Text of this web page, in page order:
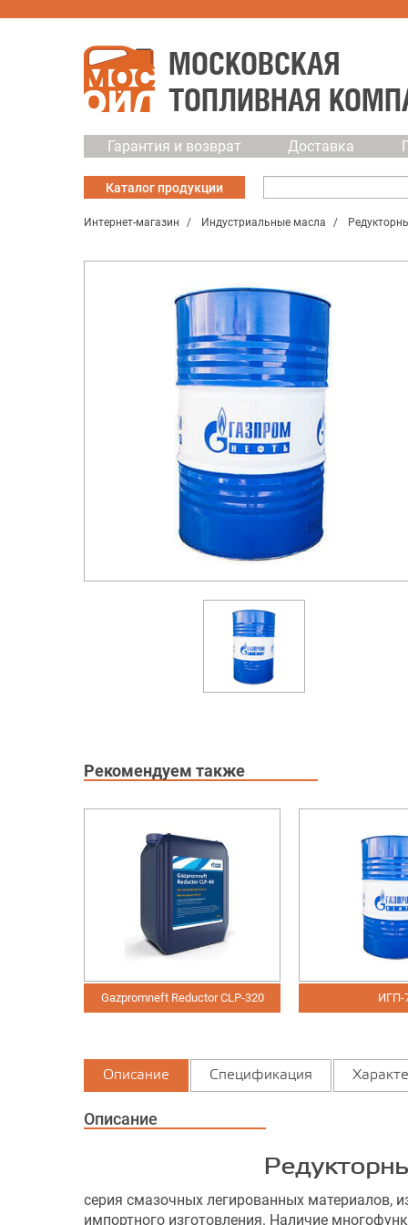
Гарантия и возврат Доставка
МОСКОВСКАЯ
ТОПЛИВНАЯ
Каталог продукции
Интернет-магазин Индустриальные масла
Рекомендуем также
Gazpromneft Reductor CLP-320 ИГП-72
Описание Спецификация
Описание
серия смазочных легированных материалов,
импортного изготовления. Наличие